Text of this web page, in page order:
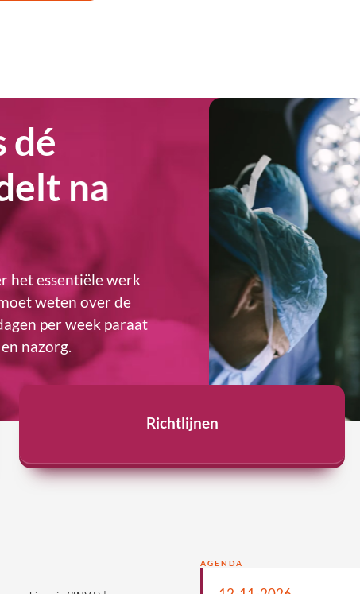
de beste zorg
patiënt
het essentiële werk
weten over de
per week paraat
nazorg.
Richtlijnen
AGENDA